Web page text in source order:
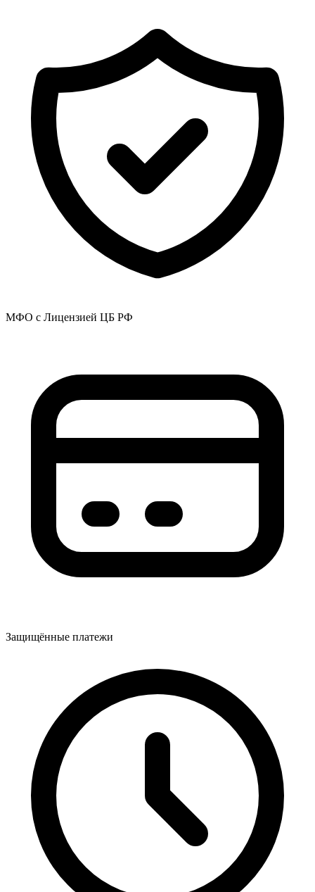
МФО с Лицензией ЦБ РФ
Защищённые платежи